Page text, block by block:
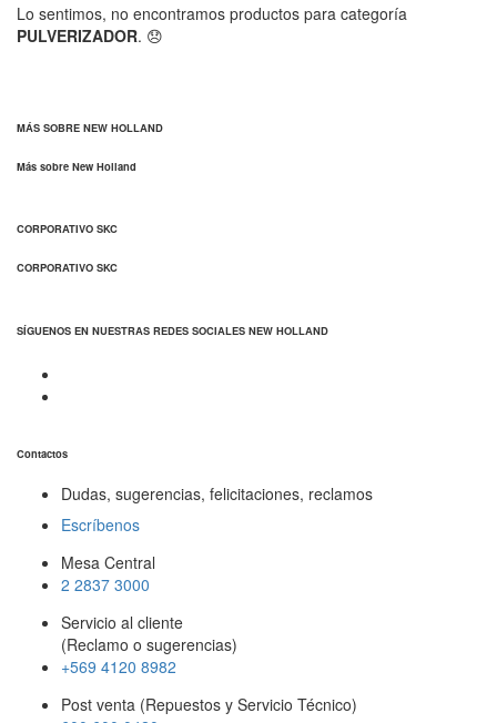
Lo sentimos, no encontramos productos para categoría
PULVERIZADOR. 😞
MÁS SOBRE NEW HOLLAND
Más sobre New Holland
CORPORATIVO SKC
CORPORATIVO SKC
SÍGUENOS EN NUESTRAS REDES SOCIALES NEW HOLLAND
Contactos
Dudas, sugerencias, felicitaciones, reclamos
Escríbenos
Mesa Central
2 2837 3000
Servicio al cliente
(Reclamo o sugerencias)
+569 4120 8982
Post venta (Repuestos y Servicio Técnico)